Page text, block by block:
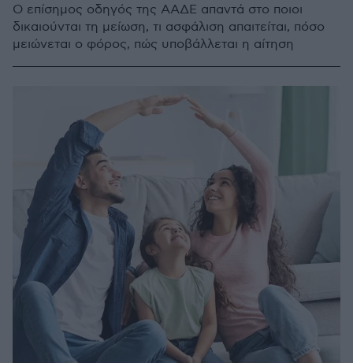
Ο επίσημος οδηγός της ΑΑΔΕ απαντά στο ποιοι
δικαιούνται τη μείωση, τι ασφάλιση απαιτείται, πόσο
μειώνεται ο φόρος, πώς υποβάλλεται η αίτηση